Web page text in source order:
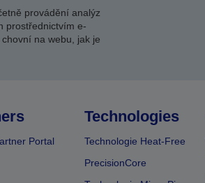
provádění analýz
prostřednictvím e-
na webu, jak je
Portal
Technologies
Technologie Heat-Free
PrecisionCore